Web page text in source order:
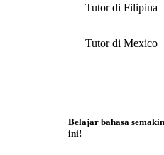
Tutor di Filipina
Tutor di Mexico
Belajar bahasa
ini!